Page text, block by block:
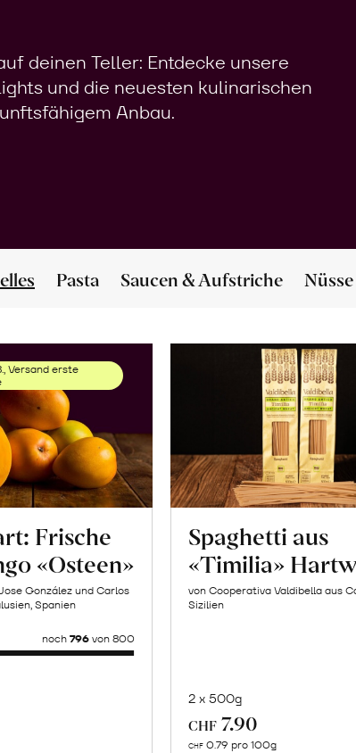
deinen Teller: Entdecke unsere
und die neuesten kulinarischen
Anbau.
Pasta Saucen & Aufstriche
Versand erste
Frische
«Osteen»
González und Carlos
Spanien
noch 796von 800
Spaghetti aus
«Timilia»
von Cooperativa Valdibella aus
Sizilien
2 x 500g
CHF 7.90
CHF 0.79 pro 100g